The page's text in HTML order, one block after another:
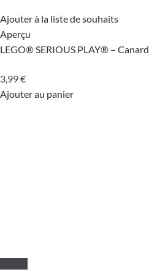
Ajouter à la liste de souhaits
Aperçu
LEGO® SERIOUS PLAY® – Canard
3,99€
Ajouter au panier